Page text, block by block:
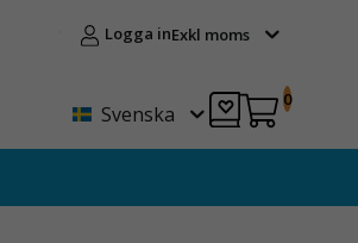
Logga inExkl moms
Svenska
0